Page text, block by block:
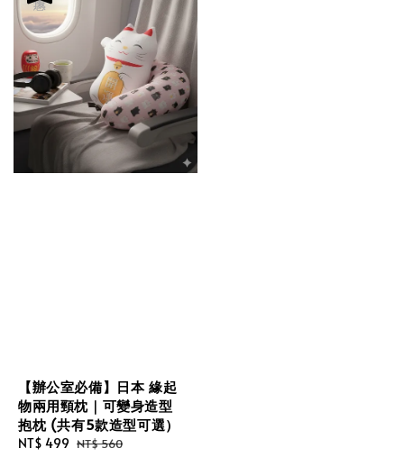
【辦公室必備】日本 緣起
物兩用頸枕｜可變身造型
抱枕 (共有5款造型可選）
Sale
NT$ 499 Regular
NT$ 560